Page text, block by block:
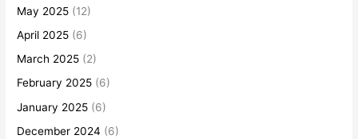
May 2025 (12)
April 2025 (6)
March 2025 (2)
February 2025 (6)
January 2025 (6)
December 2024 (6)